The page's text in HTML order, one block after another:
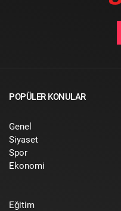
POPÜLER KONULAR
Genel
Siyaset
Spor
Ekonomi
Eğitim